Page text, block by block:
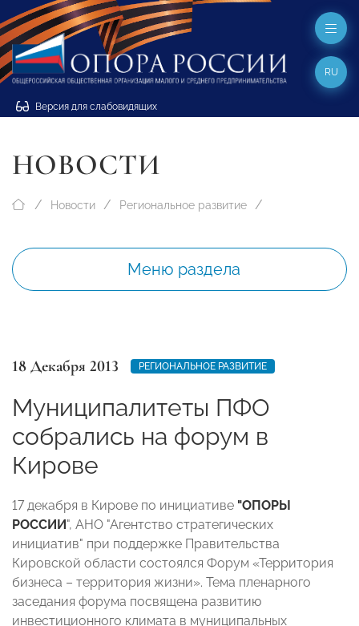
Версия для слабовидящих
RU
НОВОСТИ
Новости Региональное развитие
Меню раздела
18 Декабря 2013 РЕГИОНАЛЬНОЕ РАЗВИТИЕ
Муниципалитеты ПФО
собрались на форум в
Кирове
17 декабря в Кирове по инициативе "ОПОРЫ
РОССИИ", АНО "Агентство стратегических
инициатив" при поддержке Правительства
Кировской области состоялся Форум «Территория
бизнеса – территория жизни». Тема пленарного
заседания форума посвящена развитию
инвестиционного климата в муниципальных